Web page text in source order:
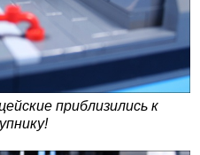
приблизились к